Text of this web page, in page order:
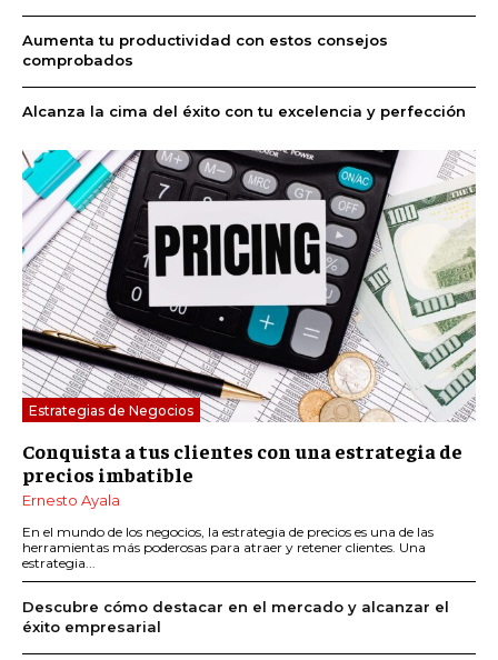
Aumenta tu productividad con estos consejos
comprobados
Alcanza la cima del éxito con tu excelencia y perfección
Estrategias de Negocios
Conquista a tus clientes con una estrategia de
precios imbatible
Ernesto Ayala
En el mundo de los negocios, la estrategia de precios es una de las
herramientas más poderosas para atraer y retener clientes. Una
estrategia...
Descubre cómo destacar en el mercado y alcanzar el
éxito empresarial